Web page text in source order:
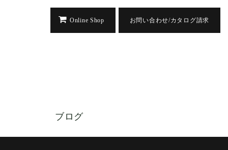
Online Shop お問い合わせ/カタログ請求
ブログ